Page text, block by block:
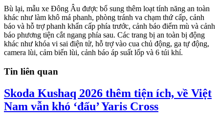
Bù lại, mẫu xe Đông Âu được bổ sung thêm loạt tính năng an toàn
khác như làm khô má phanh, phòng tránh va chạm thứ cấp, cảnh
báo và hỗ trợ phanh khẩn cấp phía trước, cảnh báo điểm mù và cảnh
báo phương tiện cắt ngang phía sau. Các trang bị an toàn bị động
khác như khóa vi sai điện tử, hỗ trợ vào cua chủ động, ga tự động,
camera lùi, cảm biến lùi, cảnh báo áp suất lốp và 6 túi khí.
Tin liên quan
Skoda Kushaq 2026 thêm tiện ích, về Việt
Nam vẫn khó ‘đấu’ Yaris Cross